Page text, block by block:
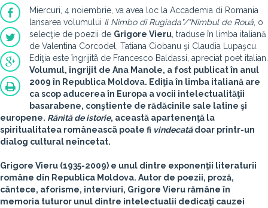
Miercuri, 4 noiembrie, va avea loc la Accademia di Romania
lansarea volumului Il Nimbo di Rugiada"/"Nimbul de Rouă , o
selecţie de poezii de Grigore Vieru , traduse în limba italiană
de Valentina Corcodel, Tatiana Ciobanu şi Claudia Lupaşcu.
Ediţia este îngrijitã de Francesco Baldassi, apreciat poet italian.
Volumul, îngrijit de Ana Manole, a fost publicat în anul
2009 în Republica Moldova. Ediţia în limba italiană are
ca scop aducerea în Europa a vocii intelectualităţii
basarabene, conştiente de rădăcinile sale latine şi
europene. Rănită de istorie, această apartenenţă la
spiritualitatea româneascã poate fi vindecatădoar printr-un
dialog cultural neîncetat.
Grigore Vieru (1935-2009) e unul dintre exponenţii literaturii
române din Republica Moldova. Autor de poezii, proză,
cântece, aforisme, interviuri, Grigore Vieru rămâne în
memoria tuturor unul dintre intelectualii dedicaţi cauzei